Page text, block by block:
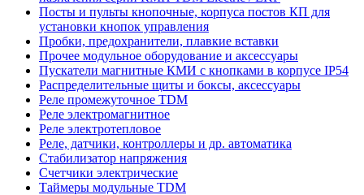
Посты и пульты кнопочные, корпуса постов КП для
установки кнопок управления
Пробки, предохранители, плавкие вставки
Прочее модульное оборудование и аксессуары
Пускатели магнитные КМИ с кнопками в корпусе IP54
Распределительные щиты и боксы, аксессуары
Реле промежуточное TDM
Реле электромагнитное
Реле электротепловое
Реле, датчики, контроллеры и др. автоматика
Стабилизатор напряжения
Счетчики электрические
Таймеры модульные TDM